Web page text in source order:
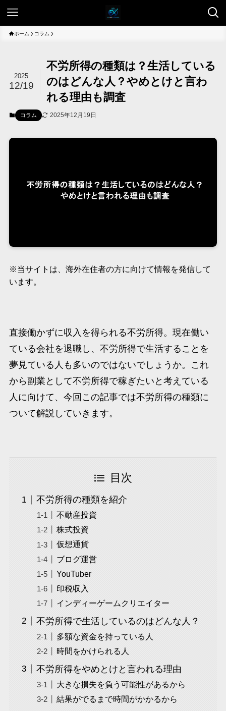
ホーム コラム
不労所得の種類は？生活している
のはどんな人？やめとけと言わ
れる理由も調査
2025
12/19
コラム 2025年12月19日
※当サイトは、海外在住者の方に向けて情報を発信して
います。
直接働かずに収入を得られる不労所得。現在働い
ている会社を退職し、不労所得で生活することを
夢見ている人も多いのではないでしょうか。これ
から副業として不労所得で稼ぎたいと考えている
人に向けて、今回この記事では不労所得の種類に
ついて解説していきます。
目次
不労所得の種類を紹介
不動産投資
株式投資
仮想通貨
ブログ運営
YouTuber
印税収入
インディーゲームクリエイター
不労所得で生活しているのはどんな人？
多額な資金を持っている人
時間をかけられる人
不労所得をやめとけと言われる理由
大きな損失を負う可能性があるから
結果がでるまで時間がかかるから